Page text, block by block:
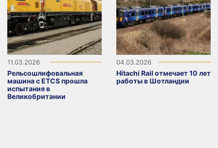
11.03.2026
Рельсошлифовальная
машина с ETCS прошла
испытания в
Великобритании
04.03.2026
Hitachi Rail отмечает 10 лет
работы в Шотландии